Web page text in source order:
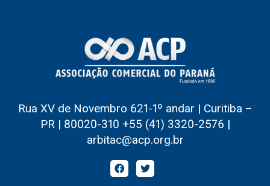
Rua XV de Novembro 621-1º andar | Curitiba –
PR | 80020-310 +55 (41) 3320-2576 |
arbitac@acp.org.br